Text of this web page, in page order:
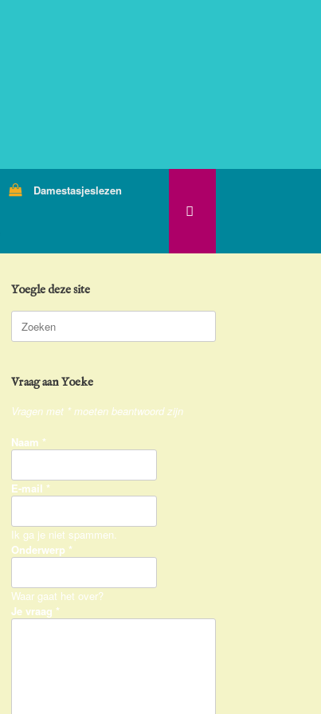
Damestasjeslezen
Yoegle deze site
Zoeken
naar:
Vraag aan Yoeke
Vragen met * moeten beantwoord zijn
Naam*
E-mail*
Ik ga je niet spammen.
Onderwerp*
Waar gaat het over?
Je vraag*